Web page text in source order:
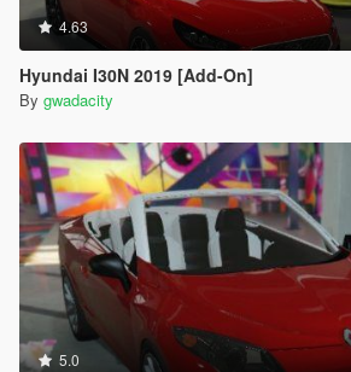
4.63
Hyundai I30N 2019 [Add-On]
By gwadacity
5.0